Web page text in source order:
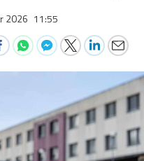
2026 11:55